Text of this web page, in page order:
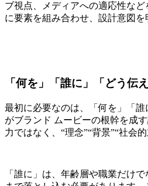
ブ視点、メディアへの適応性な
に要素を組み合わせ、設計意図
「何を」「誰に」「どう伝
最初に必要なのは、「何を」「
がブランド ムービーの根幹を成
力ではなく、“理念”“背景”“社会
「誰に」は、年齢層や職業だけ